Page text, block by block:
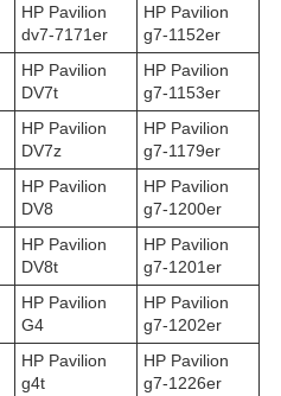
HP Pavilion
dv7-7171er
HP Pavilion
g7-1152er
HP Pavilion
DV7t
HP Pavilion
g7-1153er
HP Pavilion
DV7z
HP Pavilion
g7-1179er
HP Pavilion
DV8
HP Pavilion
g7-1200er
HP Pavilion
DV8t
HP Pavilion
g7-1201er
HP Pavilion
G4
HP Pavilion
g7-1202er
HP Pavilion
g4t
HP Pavilion
g7-1226er